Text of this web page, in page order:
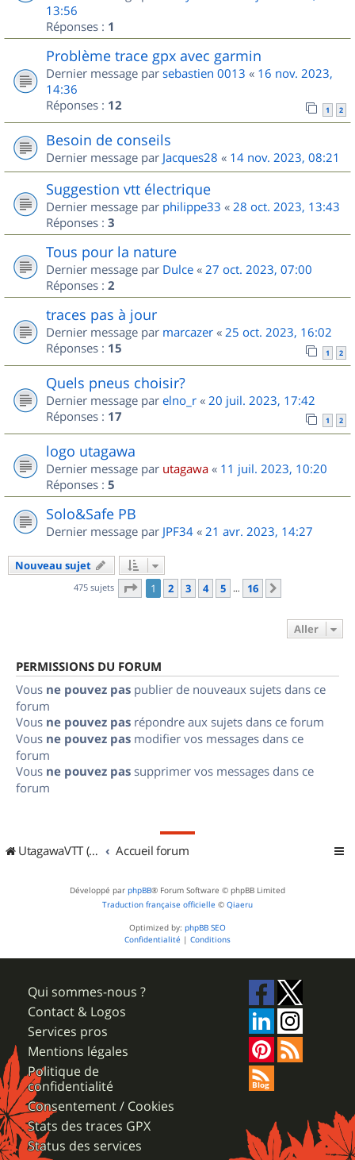
13:56
Réponses : 1
Problème trace gpx avec garmin
Dernier message par sebastien 0013 « 16 nov. 2023,
14:36
Réponses : 12 1 2
Besoin de conseils
Dernier message par Jacques28 « 14 nov. 2023, 08:21
Suggestion vtt électrique
Dernier message par philippe33 « 28 oct. 2023, 13:43
Réponses : 3
Tous pour la nature
Dernier message par Dulce « 27 oct. 2023, 07:00
Réponses : 2
traces pas à jour
Dernier message par marcazer « 25 oct. 2023, 16:02
Réponses : 15 1 2
Quels pneus choisir?
Dernier message par elno_r « 20 juil. 2023, 17:42
Réponses : 17 1 2
logo utagawa
Dernier message par utagawa « 11 juil. 2023, 10:20
Réponses : 5
Solo&Safe PB
Dernier message par JPF34 « 21 avr. 2023, 14:27
Nouveau sujet
475 sujets Page 1sur
1 2 3 4 5 … 16
Aller
PERMISSIONS DU FORUM
Vous ne pouvez pas publier de nouveaux sujets dans ce
forum
Vous ne pouvez pas répondre aux sujets dans ce forum
Vous ne pouvez pas modifier vos messages dans ce
forum
Vous ne pouvez pas supprimer vos messages dans ce
forum
UtagawaVTT (Randos VTT et VTTAE avec traces GPS) Accueil forum
Développé par phpBB® Forum Software © phpBB Limited
Traduction française officielle © Qiaeru
Optimized by: phpBB SEO
Confidentialité | Conditions
Qui sommes-nous ?
Contact & Logos
Services pros
Mentions légales
Politique de
confidentialité
Consentement / Cookies
Stats des traces GPX
Status des services